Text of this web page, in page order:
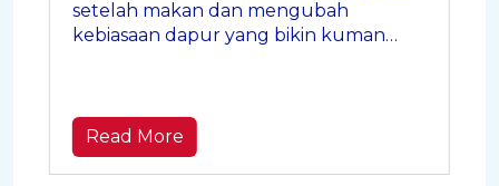
setelah makan dan mengubah
kebiasaan dapur yang bikin kuman
Read More